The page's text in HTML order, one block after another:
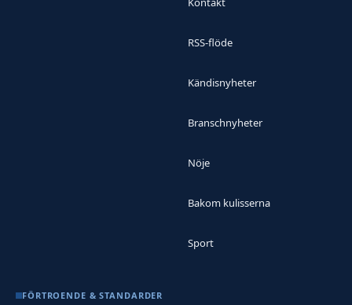
RSS-flöde
Kändisnyheter
Branschnyheter
Nöje
Bakom kulisserna
Sport
FÖRTROENDE & STANDARDER